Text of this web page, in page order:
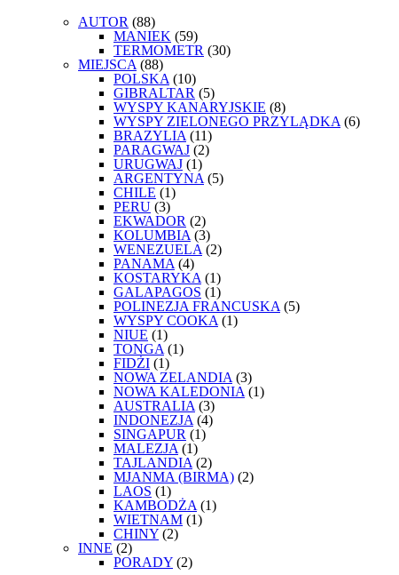
AUTOR (88)
MANIEK (59)
TERMOMETR (30)
MIEJSCA (88)
POLSKA (10)
GIBRALTAR (5)
WYSPY KANARYJSKIE (8)
WYSPY ZIELONEGO PRZYLĄDKA (6)
BRAZYLIA (11)
PARAGWAJ (2)
URUGWAJ (1)
ARGENTYNA (5)
CHILE (1)
PERU (3)
EKWADOR (2)
KOLUMBIA (3)
WENEZUELA (2)
PANAMA (4)
KOSTARYKA (1)
GALAPAGOS (1)
POLINEZJA FRANCUSKA (5)
WYSPY COOKA (1)
NIUE (1)
TONGA (1)
FIDŻI (1)
NOWA ZELANDIA (3)
NOWA KALEDONIA (1)
AUSTRALIA (3)
INDONEZJA (4)
SINGAPUR (1)
MALEZJA (1)
TAJLANDIA (2)
MJANMA (BIRMA) (2)
LAOS (1)
KAMBODŻA (1)
WIETNAM (1)
CHINY (2)
INNE (2)
PORADY (2)